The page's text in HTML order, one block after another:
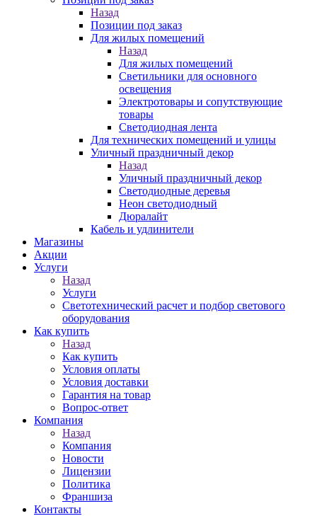
Назад
Позиции под заказ
Для жилых помещений
Назад
Для жилых помещений
Светильники для основного
освещения
Электротовары и сопутствующие
товары
Светодиодная лента
Для технических помещений и улицы
Уличный праздничный декор
Назад
Уличный праздничный декор
Светодиодные деревья
Неон светодиодный
Дюралайт
Кабель и удлинители
Магазины
Акции
Услуги
Назад
Услуги
Светотехнический расчет и подбор светового
оборудования
Как купить
Назад
Как купить
Условия оплаты
Условия доставки
Гарантия на товар
Вопрос-ответ
Компания
Назад
Компания
Новости
Лицензии
Политика
Франшиза
Контакты